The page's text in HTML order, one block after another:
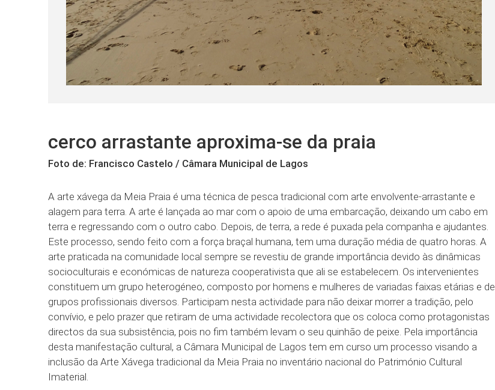
cerco arrastante aproxima-se da praia
Foto de: Francisco Castelo / Câmara Municipal de Lagos
A arte xávega da Meia Praia é uma técnica de pesca tradicional com arte envolvente-arrastante e
alagem para terra. A arte é lançada ao mar com o apoio de uma embarcação, deixando um cabo em
terra e regressando com o outro cabo. Depois, de terra, a rede é puxada pela companha e ajudantes.
Este processo, sendo feito com a força braçal humana, tem uma duração média de quatro horas. A
arte praticada na comunidade local sempre se revestiu de grande importância devido às dinâmicas
socioculturais e económicas de natureza cooperativista que ali se estabelecem. Os intervenientes
constituem um grupo heterogéneo, composto por homens e mulheres de variadas faixas etárias e de
grupos profissionais diversos. Participam nesta actividade para não deixar morrer a tradição, pelo
convívio, e pelo prazer que retiram de uma actividade recolectora que os coloca como protagonistas
directos da sua subsistência, pois no fim também levam o seu quinhão de peixe. Pela importância
desta manifestação cultural, a Câmara Municipal de Lagos tem em curso um processo visando a
inclusão da Arte Xávega tradicional da Meia Praia no inventário nacional do Património Cultural
Imaterial.